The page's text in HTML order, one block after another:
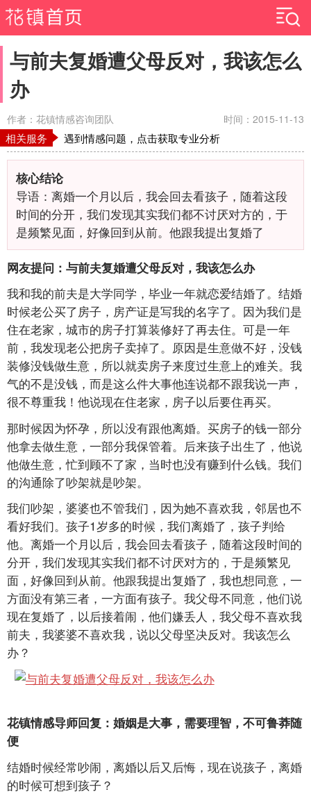
与前夫复婚遭父母反对，我该怎么
办
作者：花镇情感咨询团队 时间：2015-11-13
相关服务 遇到情感问题，点击获取专业分析
核心结论
导语：离婚一个月以后，我会回去看孩子，随着这段
时间的分开，我们发现其实我们都不讨厌对方的，于
是频繁见面，好像回到从前。他跟我提出复婚了
网友提问：与前夫复婚遭父母反对，我该怎么办
我和我的前夫是大学同学，毕业一年就恋爱结婚了。结婚
时候老公买了房子，房产证是写我的名字了。因为我们是
住在老家，城市的房子打算装修好了再去住。可是一年
前，我发现老公把房子卖掉了。原因是生意做不好，没钱
装修没钱做生意，所以就卖房子来度过生意上的难关。我
气的不是没钱，而是这么件大事他连说都不跟我说一声，
很不尊重我！他说现在住老家，房子以后要住再买。
那时候因为怀孕，所以没有跟他离婚。买房子的钱一部分
他拿去做生意，一部分我保管着。后来孩子出生了，他说
他做生意，忙到顾不了家，当时也没有赚到什么钱。我们
的沟通除了吵架就是吵架。
我们吵架，婆婆也不管我们，因为她不喜欢我，邻居也不
看好我们。孩子1岁多的时候，我们离婚了，孩子判给
他。离婚一个月以后，我会回去看孩子，随着这段时间的
分开，我们发现其实我们都不讨厌对方的，于是频繁见
面，好像回到从前。他跟我提出复婚了，我也想同意，一
方面没有第三者，一方面有孩子。我父母不同意，他们说
现在复婚了，以后接着闹，他们嫌丢人，我父母不喜欢我
前夫，我婆婆不喜欢我，说以父母坚决反对。我该怎么
办？
花镇情感导师回复：婚姻是大事，需要理智，不可鲁莽随
便
结婚时候经常吵闹，离婚以后又后悔，现在说孩子，离婚
的时候可想到孩子？